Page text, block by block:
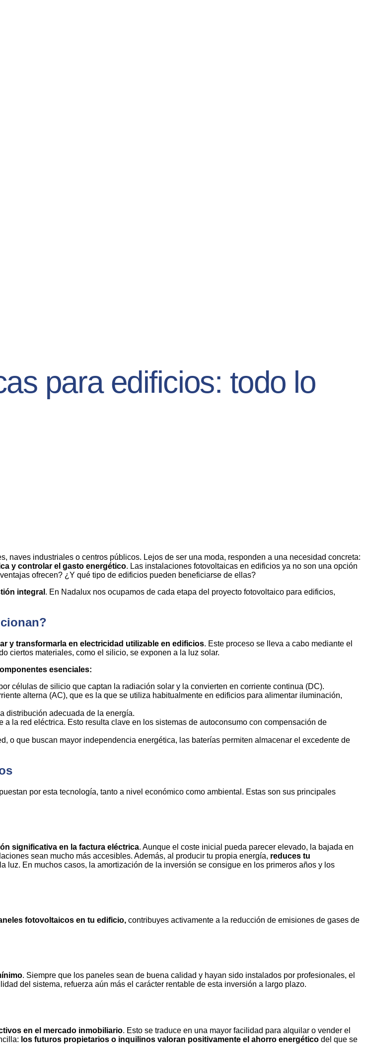
para edificios: todo lo
naves industriales o centros públicos. Lejos de ser una moda, responden a una necesidad concreta:
y controlar el gasto energético. Las instalaciones fotovoltaicas en edificios ya no son una opción
ofrecen? ¿Y qué tipo de edificios pueden beneficiarse de ellas?
integral . En Nadalux nos ocupamos de cada etapa del proyecto fotovoltaico para edificios,
y transformarla en electricidad utilizable en edificios. Este proceso se lleva a cabo mediante el
ciertos materiales, como el silicio, se exponen a la luz solar.
esenciales:
células de silicio que captan la radiación solar y la convierten en corriente continua (DC).
alterna (AC), que es la que se utiliza habitualmente en edificios para alimentar iluminación,
distribución adecuada de la energía.
la red eléctrica. Esto resulta clave en los sistemas de autoconsumo con compensación de
o que buscan mayor independencia energética, las baterías permiten almacenar el excedente de
por esta tecnología, tanto a nivel económico como ambiental. Estas son sus principales
significativa en la factura eléctrica. Aunque el coste inicial pueda parecer elevado, la bajada en
sean mucho más accesibles. Además, al producir tu propia energía, reduces tu
luz. En muchos casos, la amortización de la inversión se consigue en los primeros años y los
fotovoltaicos en tu edificio, contribuyes activamente a la reducción de emisiones de gases de
. Siempre que los paneles sean de buena calidad y hayan sido instalados por profesionales, el
del sistema, refuerza aún más el carácter rentable de esta inversión a largo plazo.
en el mercado inmobiliario. Esto se traduce en una mayor facilidad para alquilar o vender el
los futuros propietarios o inquilinos valoran positivamente el ahorro energético del que se